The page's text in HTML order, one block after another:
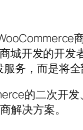
城开发的开
务，而是将
的二次开
解决方案。